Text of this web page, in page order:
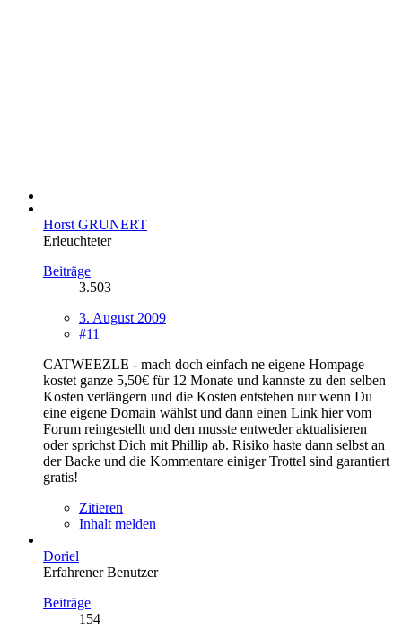
Horst GRUNERT
Erleuchteter
Beiträge
3.503
3. August 2009
#11
CATWEEZLE - mach doch einfach ne eigene Hompage
kostet ganze 5,50€ für 12 Monate und kannste zu den selben
Kosten verlängern und die Kosten entstehen nur wenn Du
eine eigene Domain wählst und dann einen Link hier vom
Forum reingestellt und den musste entweder aktualisieren
oder sprichst Dich mit Phillip ab. Risiko haste dann selbst an
der Backe und die Kommentare einiger Trottel sind garantiert
gratis!
Zitieren
Inhalt melden
Doriel
Erfahrener Benutzer
Beiträge
154